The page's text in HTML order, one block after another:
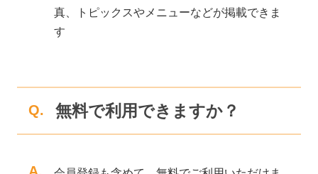
真、トピックスやメニューなどが掲載できま
す
Q. 無料で利用できますか？